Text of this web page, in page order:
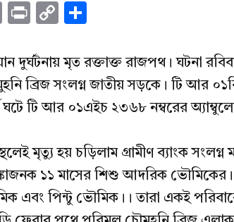
EmailPrintCopy
দুর্ঘটনায় মৃত রক্তাক্ত রাজপথ। ঘটনা
ব্রিজ সংলগ্ন জাতীয় সড়কে। টি আর
ঘটে টি আর ০১এইচ ২৩৬৮ নম্বরের
মৃত্যু হয় চড়িলাম গ্রামীণ ব্যাংক সংলগ্ন
১১ মাসের শিশু আদরিক ভৌমিকের।
এবং পিন্টু ভৌমিক।। তারা একই